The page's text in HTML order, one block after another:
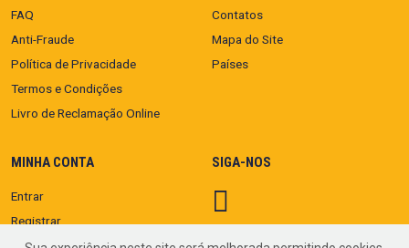
FAQ
Anti-Fraude
Política de Privacidade
Termos e Condições
Livro de Reclamação Online
Contatos
Mapa do Site
Países
MINHA CONTA
Entrar
Registrar
SIGA-NOS